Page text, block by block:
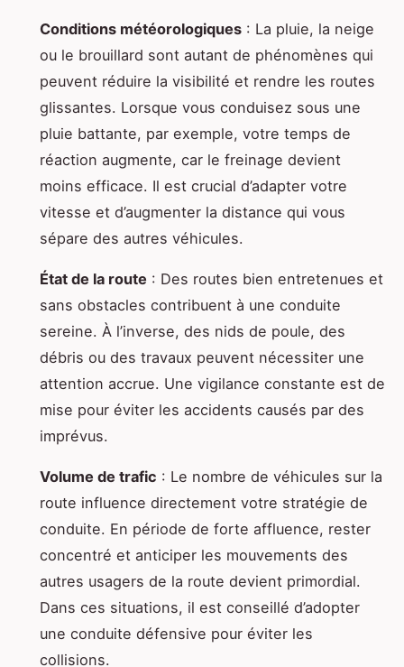
Conditions météorologiques : La pluie, la neige
ou le brouillard sont autant de phénomènes qui
peuvent réduire la visibilité et rendre les routes
glissantes. Lorsque vous conduisez sous une
pluie battante, par exemple, votre temps de
réaction augmente, car le freinage devient
moins efficace. Il est crucial d’adapter votre
vitesse et d’augmenter la distance qui vous
sépare des autres véhicules.
État de la route : Des routes bien entretenues et
sans obstacles contribuent à une conduite
sereine. À l’inverse, des nids de poule, des
débris ou des travaux peuvent nécessiter une
attention accrue. Une vigilance constante est de
mise pour éviter les accidents causés par des
imprévus.
Volume de trafic : Le nombre de véhicules sur la
route influence directement votre stratégie de
conduite. En période de forte affluence, rester
concentré et anticiper les mouvements des
autres usagers de la route devient primordial.
Dans ces situations, il est conseillé d’adopter
une conduite défensive pour éviter les
collisions.